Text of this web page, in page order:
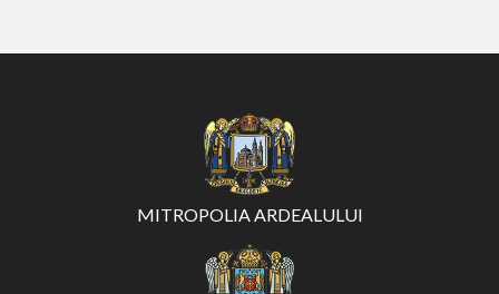
MITROPOLIA ARDEALULUI